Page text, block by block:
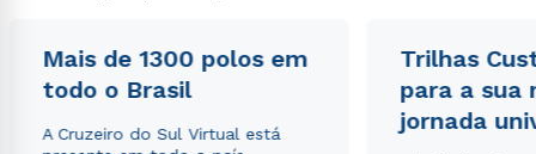
Mais de 1300 polos em
todo o Brasil
A Cruzeiro do Sul Virtual está
Trilhas
para a sua
jornada